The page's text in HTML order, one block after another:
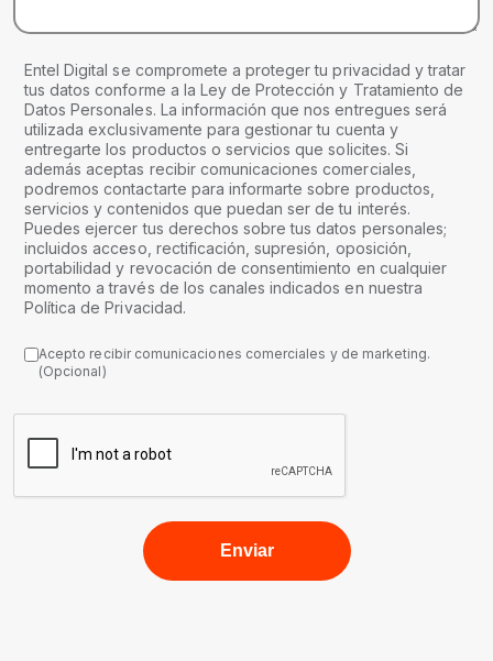
Entel Digital se compromete a proteger tu privacidad y tratar
tus datos conforme a la Ley de Protección y Tratamiento de
Datos Personales. La información que nos entregues será
utilizada exclusivamente para gestionar tu cuenta y
entregarte los productos o servicios que solicites. Si
además aceptas recibir comunicaciones comerciales,
podremos contactarte para informarte sobre productos,
servicios y contenidos que puedan ser de tu interés.
Puedes ejercer tus derechos sobre tus datos personales;
incluidos acceso, rectificación, supresión, oposición,
portabilidad y revocación de consentimiento en cualquier
momento a través de los canales indicados en nuestra
Política de Privacidad.
Acepto recibir comunicaciones comerciales y de marketing.
(Opcional)